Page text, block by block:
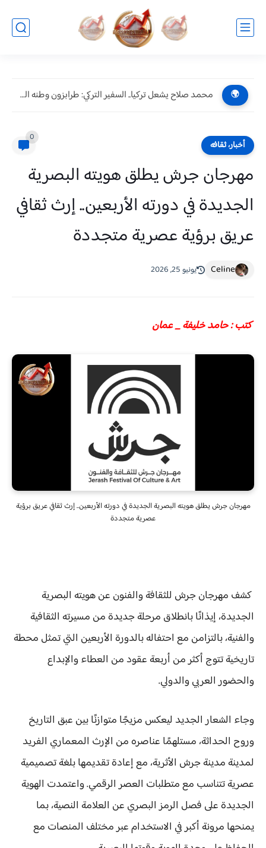
🌍 محمد صلاح يشعل تركيا.. السفير التركي: طرابزون وطنه الثاني وصفقته...
أخبار، ثقافه
0
مهرجان جرش يطلق هويته البصرية
الجديدة في دورته الأربعين.. إرث ثقافي
عريق برؤية عصرية متجددة
Celine يونيو 25, 2026
كتب : حامد خليفة _ عمان
مهرجان جرش يطلق هويته البصرية الجديدة في دورته الأربعين.. إرث ثقافي عريق برؤية
عصرية متجددة
كشف مهرجان جرش للثقافة والفنون عن هويته البصرية
الجديدة، إيذانًا بانطلاق مرحلة جديدة من مسيرته الثقافية
والفنية، بالتزامن مع احتفاله بالدورة الأربعين التي تمثل محطة
تاريخية تتوج أكثر من أربعة عقود من العطاء والإبداع
والحضور العربي والدولي.
وجاء الشعار الجديد ليعكس مزيجًا متوازنًا بين عبق التاريخ
وروح الحداثة، مستلهمًا عناصره من الإرث المعماري الفريد
لمدينة مدينة جرش الأثرية، مع إعادة تقديمها بلغة تصميمية
عصرية تتناسب مع متطلبات العصر الرقمي. واعتمدت الهوية
الجديدة على فصل الرمز البصري عن العلامة النصية، بما
يمنحها مرونة أكبر في الاستخدام عبر مختلف المنصات مع